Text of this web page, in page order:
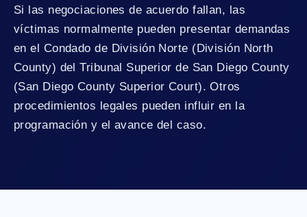
Si las negociaciones de acuerdo fallan, las
víctimas normalmente pueden presentar demandas
en el Condado de División Norte (División North
County) del Tribunal Superior de San Diego County
(San Diego County Superior Court). Otros
procedimientos legales pueden influir en la
programación y el avance del caso.